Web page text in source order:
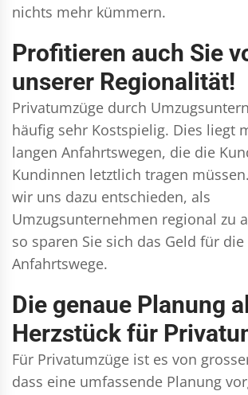
nichts mehr kümmern.
Profitieren auch Sie
unserer Regionalität!
Privatumzüge durch
häufig sehr Kostspielig. Dies liegt
langen Anfahrtswegen, die die
Kundinnen letztlich tragen
wir uns dazu entschieden, als
Umzugsunternehmen regional zu
so sparen Sie sich das Geld für
Anfahrtswege.
Die genaue Planung
Herzstück für
Für Privatumzüge ist es von
dass eine umfassende Planung